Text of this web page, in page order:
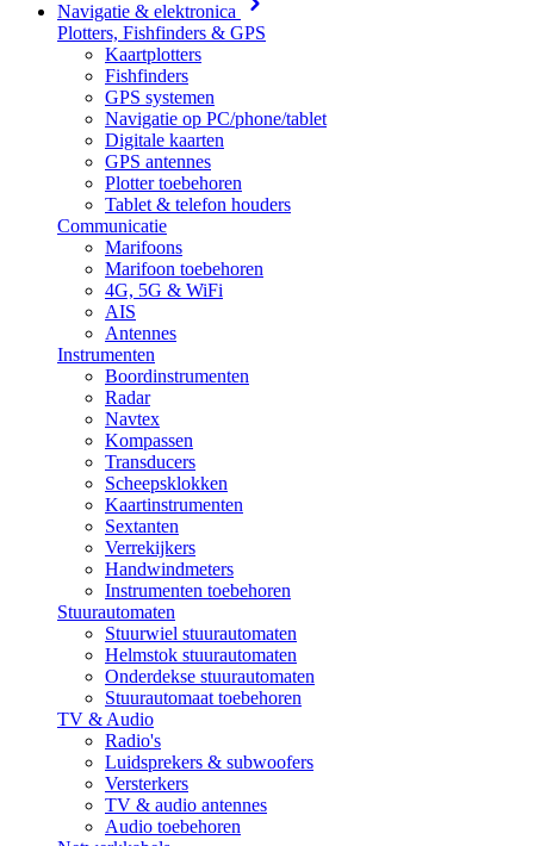
Navigatie & elektronica
Plotters, Fishfinders & GPS
Kaartplotters
Fishfinders
GPS systemen
Navigatie op PC/phone/tablet
Digitale kaarten
GPS antennes
Plotter toebehoren
Tablet & telefon houders
Communicatie
Marifoons
Marifoon toebehoren
4G, 5G & WiFi
AIS
Antennes
Instrumenten
Boordinstrumenten
Radar
Navtex
Kompassen
Transducers
Scheepsklokken
Kaartinstrumenten
Sextanten
Verrekijkers
Handwindmeters
Instrumenten toebehoren
Stuurautomaten
Stuurwiel stuurautomaten
Helmstok stuurautomaten
Onderdekse stuurautomaten
Stuurautomaat toebehoren
TV & Audio
Radio's
Luidsprekers & subwoofers
Versterkers
TV & audio antennes
Audio toebehoren